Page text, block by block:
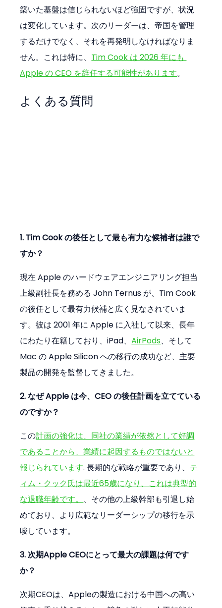
築いた基盤は信じられないほど強固ですが、状況
は変化しています。次のリーダーは、帝国を管理
するだけでなく、それを再発明しなければなりま
せん。これは特に、 Tim Cook は 2026 年にも
Apple の CEO を辞任する可能性があります。
よくある質問
1. Tim Cook の後任として最も有力な候補者は誰で
すか？
現在 Apple のハードウェアエンジニアリング担当
上級副社長を務める John Ternus が、Tim Cook
の後任として最有力候補と広く見なされていま
す。彼は 2001 年に Apple に入社して以来、長年
にわたり在籍しており、iPad、AirPods、そして
Mac の Apple Silicon への移行の成功など、主要
製品の開発を監督してきました。
2. なぜ Apple は今、CEO の後任計画を立てている
のですか？
この計画の強化は、同社の業績が依然として好調
であることから、業績に起因するものではないと
報じられています. 長期的な戦略が重要であり、 テ
ィム・クック氏は最近65歳になり、これは典型的
な退職年齢です。 、その他の上級幹部も引退し始
めており、より広範なリーダーシップの移行を示
唆しています。
3. 次期Apple CEOにとって最大の課題は何です
か？
次期CEOは、Appleの製造における中国への高い